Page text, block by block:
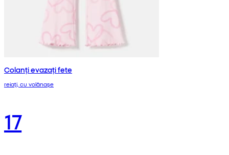
Colanți evazați fete
reiați, cu volănașe
17